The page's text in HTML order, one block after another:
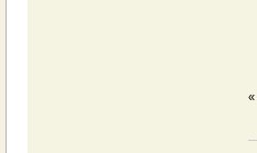
«